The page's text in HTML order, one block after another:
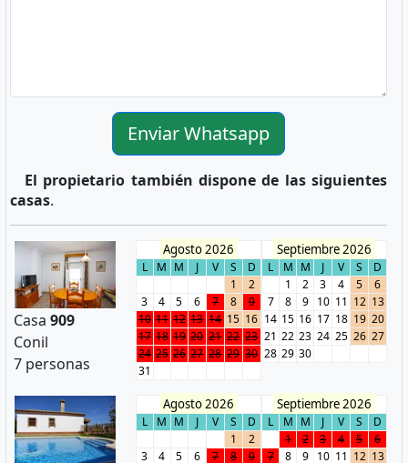
Enviar Whatsapp
El propietario también dispone de las siguientes
casas.
Casa 909
Conil
7 personas
Agosto 2026
L M M J V S
D
1
2
3
4 5 6 7 8
9
10 11 12 13 14 15 16
17 18 19 20 21 22 23
24 25 26 27 28 29 30
31
Septiembre 2026
L M M J V S
D
1
2 3 4 5
6
7
8 9 10 11 12 13
14 15 16 17 18 19 20
21 22 23 24 25 26 27
28 29 30
Agosto 2026
L M M J V S
D
1
2
3
4 5 6 7 8
9
Septiembre 2026
L M M J V S
D
1
2 3 4 5
6
7
8 9 10 11 12 13